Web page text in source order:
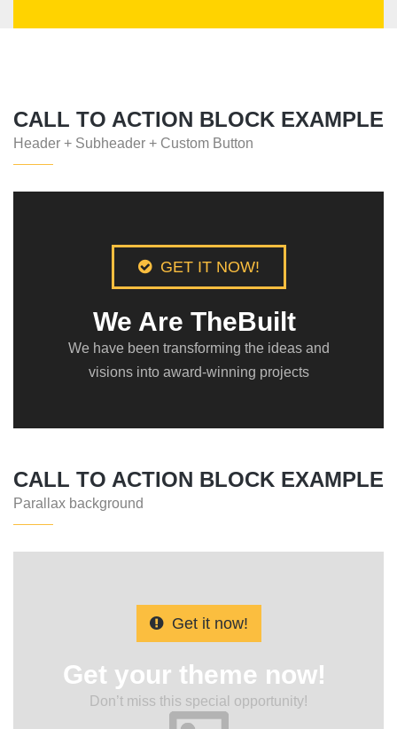
CALL TO ACTION BLOCK EXAMPLE
Header + Subheader + Custom Button
GET IT NOW!
We Are TheBuilt
We have been transforming the ideas and
visions into award-winning projects
CALL TO ACTION BLOCK EXAMPLE
Parallax background
Get it now!
Get your theme now!
Don’t miss this special opportunity!